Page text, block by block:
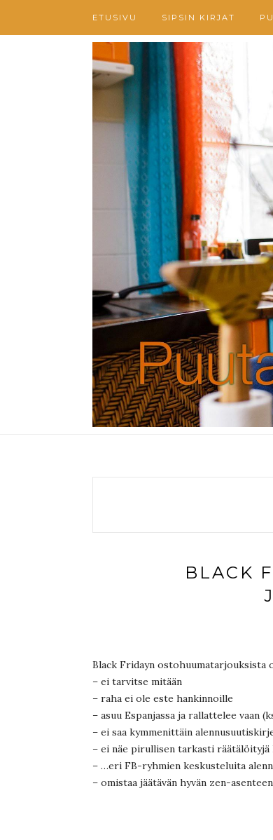
ETUSIVU SIPSIN KIRJAT
BLACK
Black Fridayn ostohuumatarjouksista
– ei tarvitse mitään
– raha ei ole este hankinnoille
– asuu Espanjassa ja rallattelee vaan
– ei saa kymmenittäin
– ei näe pirullisen tarkasti räätälöityjä
– …eri FB-ryhmien keskusteluita
– omistaa jäätävän hyvän zen-